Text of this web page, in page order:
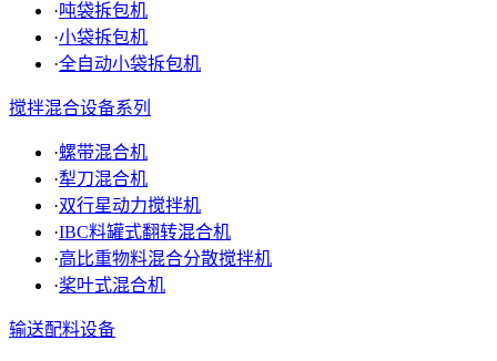
·吨袋拆包机
·小袋拆包机
·全自动小袋拆包机
搅拌混合设备系列
·螺带混合机
·犁刀混合机
·双行星动力搅拌机
·IBC料罐式翻转混合机
·高比重物料混合分散搅拌机
·桨叶式混合机
输送配料设备